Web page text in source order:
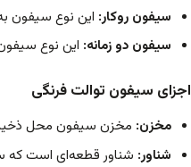
سیفون روکار: این نوع سیفون
سیفون دو زمانه: این نوع
اجزای سیفون توالت فرنگی
مخزن: مخزن سیفون محل
شناور: شناور قطعه‌ای است که